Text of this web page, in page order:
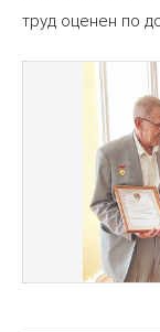
труд оценен по